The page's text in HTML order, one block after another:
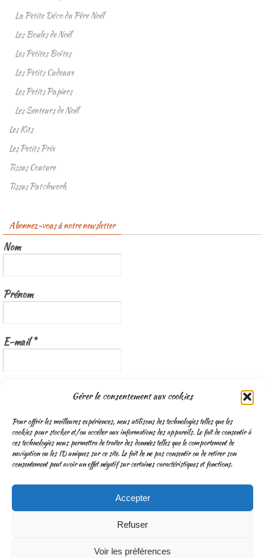
Gérer le consentement aux cookies
Pour offrir les meilleures expériences, nous utilisons des technologies telles que les
cookies pour stocker et/ou accéder aux informations des appareils. Le fait de consentir à
ces technologies nous permettra de traiter des données telles que le comportement de
navigation ou les ID uniques sur ce site. Le fait de ne pas consentir ou de retirer son
consentement peut avoir un effet négatif sur certaines caractéristiques et fonctions.
Accepter
Refuser
Voir les préférences
La Petite Déco du Père Noël
Les Boules de Noël
Les Petites Boîtes
Les Petits Cadeaux
Les Petits Papiers
Les Senteurs de Noël
Les Kits
Les Petits Prix
Tissus Couture
Tissus Patchwork
Abonnez-vous à notre newsletter
Nom
Prénom
E-mail*
Nous gardons vos données privées et ne les partageons qu’avec les
tierces parties qui rendent ce service possible.Lisez notre politique de
confidentialité
CGV
Mentions légales & Traitement des données personnelles